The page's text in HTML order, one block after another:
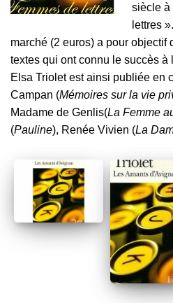
siècle à
lettres
marché (2 euros) a pour objectif
textes qui ont connu le succès à
Elsa Triolet est ainsi publiée en
Campan (Mémoires sur la vie
Madame de Genlis(La Femme
(Pauline), Renée Vivien (La